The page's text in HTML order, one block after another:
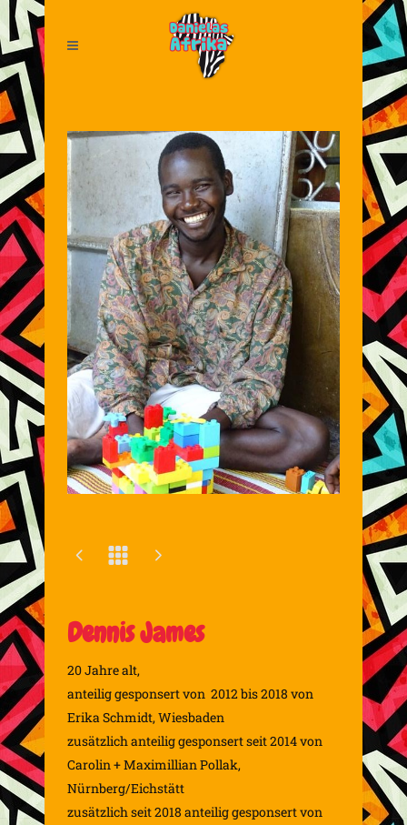
Dennis James
20 Jahre alt,
anteilig gesponsert von 2012 bis 2018 von
Erika Schmidt, Wiesbaden
zusätzlich anteilig gesponsert seit 2014 von
Carolin + Maximillian Pollak,
Nürnberg/Eichstätt
zusätzlich seit 2018 anteilig gesponsert von